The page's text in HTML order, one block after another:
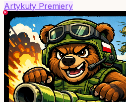
Artykuły Premiery